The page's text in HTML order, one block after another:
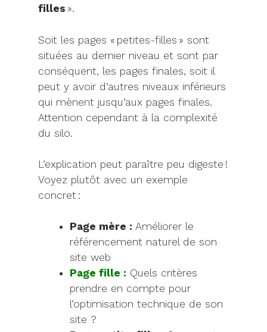
filles ».
Soit les pages « petites-filles » sont
situées au dernier niveau et sont par
conséquent, les pages finales, soit il
peut y avoir d’autres niveaux inférieurs
qui mènent jusqu’aux pages finales.
Attention cependant à la complexité
du silo.
L’explication peut paraître peu digeste !
Voyez plutôt avec un exemple
concret :
Page mère : Améliorer le
référencement naturel de son
site web
Page fille : Quels critères
prendre en compte pour
l’optimisation technique de son
site ?